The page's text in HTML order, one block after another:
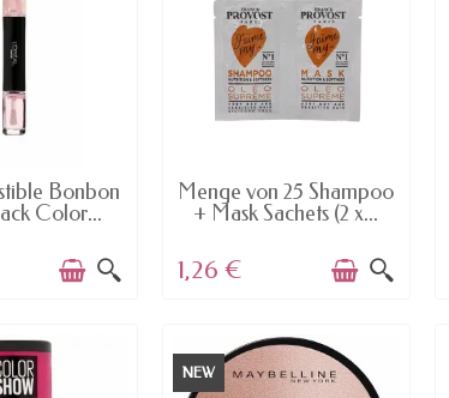
Bonbon
Color...
AVAILABLE
Menge von 25 Shampoo
+ Mask Sachets (2 x...
1,26 €
NEW